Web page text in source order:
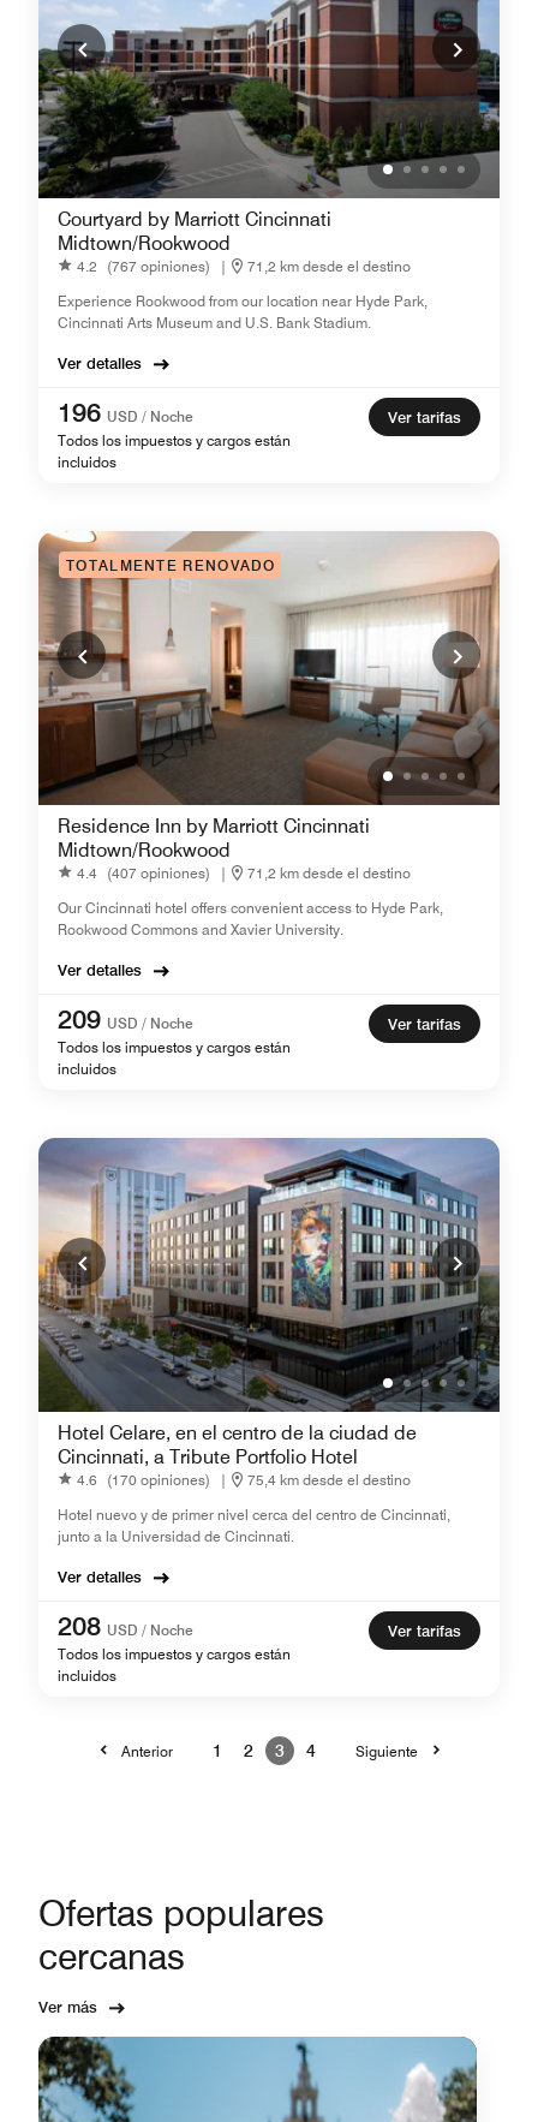
Courtyard by Marriott Cincinnati
Midtown/Rookwood
4.2 (767 opiniones) |
71,2 km desde el destino
Experience Rookwood from our location near Hyde Park,
Cincinnati Arts Museum and U.S. Bank Stadium.
Ver detalles
196 USD / Noche
Todos los impuestos y cargos están
incluidos
Ver tarifas
TOTALMENTE RENOVADO
Residence Inn by Marriott Cincinnati
Midtown/Rookwood
4.4 (407 opiniones) |
71,2 km desde el destino
Our Cincinnati hotel offers convenient access to Hyde Park,
Rookwood Commons and Xavier University.
Ver detalles
209 USD / Noche
Todos los impuestos y cargos están
incluidos
Ver tarifas
Hotel Celare, en el centro de la ciudad de
Cincinnati, a Tribute Portfolio Hotel
4.6 (170 opiniones) |
75,4 km desde el destino
Hotel nuevo y de primer nivel cerca del centro de Cincinnati,
junto a la Universidad de Cincinnati.
Ver detalles
208 USD / Noche
Todos los impuestos y cargos están
incluidos
Ver tarifas
Anterior 1 2 3 4 Siguiente
Ofertas populares
cercanas
Ver más